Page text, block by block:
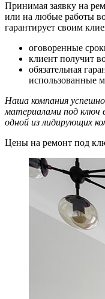
Принимая заявку на
или на любые работы
гарантирует своим
оговоренные
клиент получит
обязательная
использованные
Наша компания
материалами под ключ
одной из лидирующих
Цены на ремонт под